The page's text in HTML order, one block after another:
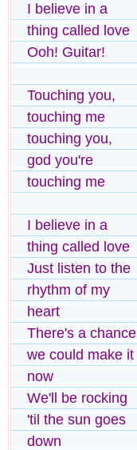
I believe in a
thing called love
Ooh! Guitar!
Touching you,
touching me
touching you,
god you're
touching me
I believe in a
thing called love
Just listen to the
rhythm of my
heart
There's a chance
we could make it
now
We'll be rocking
'til the sun goes
down